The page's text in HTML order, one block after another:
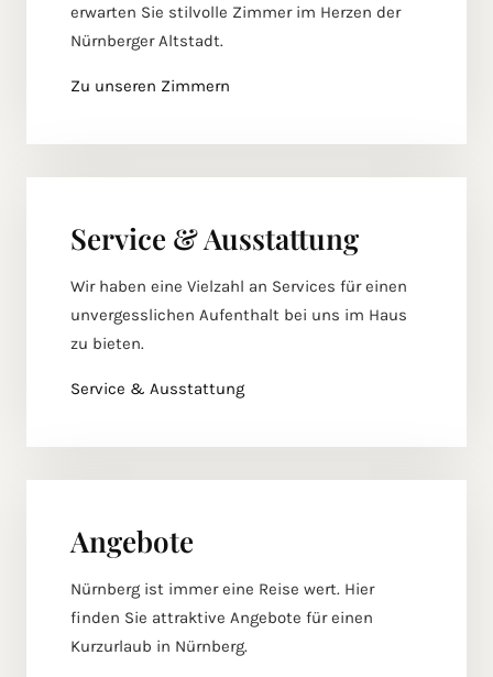
erwarten Sie stilvolle Zimmer im Herzen der
Nürnberger Altstadt.
Zu unseren Zimmern
Service & Ausstattung
Wir haben eine Vielzahl an Services für einen
unvergesslichen Aufenthalt bei uns im Haus
zu bieten.
Service & Ausstattung
Angebote
Nürnberg ist immer eine Reise wert. Hier
finden Sie attraktive Angebote für einen
Kurzurlaub in Nürnberg.